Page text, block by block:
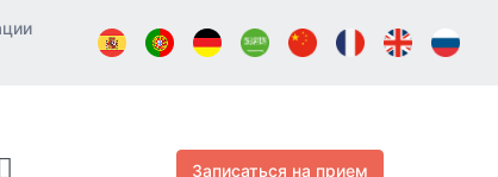
Записаться на прием